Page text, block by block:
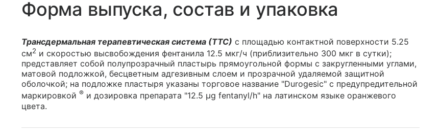
Форма выпуска, состав и упаковка
Трансдермальная терапевтическая система (ТТС) с площадью контактной поверхности 5.25
см2 и скоростью высвобождения фентанила 12.5 мкг/ч (приблизительно 300 мкг в сутки);
представляет собой полупрозрачный пластырь прямоугольной формы с закругленными углами,
матовой подложкой, бесцветным адгезивным слоем и прозрачной удаляемой защитной
оболочкой; на подложке пластыря указаны торговое название "Durogesic" с предупредительной
маркировкой ® и дозировка препарата "12.5 μg fentanyl/h" на латинском языке оранжевого
цвета.